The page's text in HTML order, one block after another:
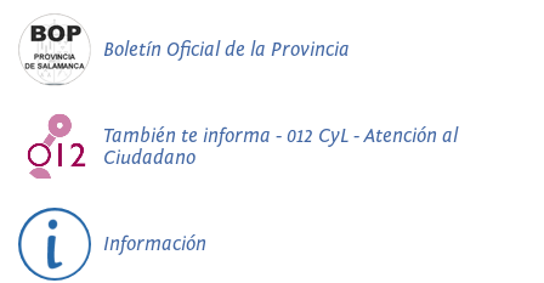
Boletín Oficial de la Provincia
También te informa - 012 CyL - Atención al
Ciudadano
Información